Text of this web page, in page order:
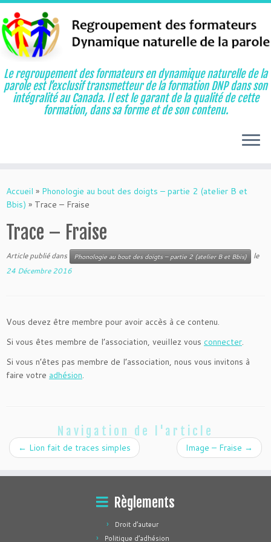
au
contenu
Le regroupement des formateurs en dynamique naturelle de la
parole est l’exclusif transmetteur de la formation DNP dans son
intégralité au Canada. Il est le garant de la qualité de cette
formation, dans sa forme et de son contenu.
Accueil » Phonologie au bout des doigts – partie 2 (atelier B et
Bbis) » Trace – Fraise
Trace – Fraise
Article publié dans Phonologie au bout des doigts – partie 2 (atelier B et Bbis)
le
24 Décembre 2016
Vous devez être membre pour avoir accès à ce contenu.
Si vous êtes membre de l’association, veuillez vous connecter.
Si vous n’êtes pas membre de l’association, nous vous invitons à
faire votre adhésion.
Navigation de l'article
← Lion fait de traces simples Image – Fraise →
Règlements
Droit d’auteur
Politique d’adhésion